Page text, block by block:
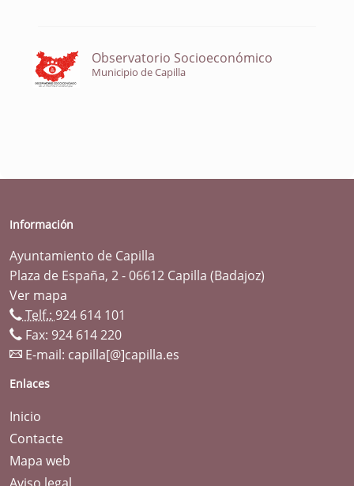
Observatorio Socioeconómico
Municipio de Capilla
Información
Ayuntamiento de Capilla
Plaza de España, 2 - 06612 Capilla (Badajoz)
Ver mapa
Telf.: 924 614 101
Fax: 924 614 220
E-mail: capilla[@]capilla.es
Enlaces
Inicio
Contacte
Mapa web